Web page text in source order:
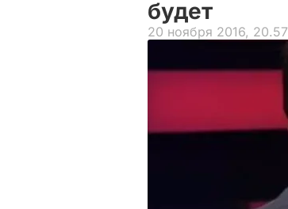
будет
20 ноября 2016, 20.57